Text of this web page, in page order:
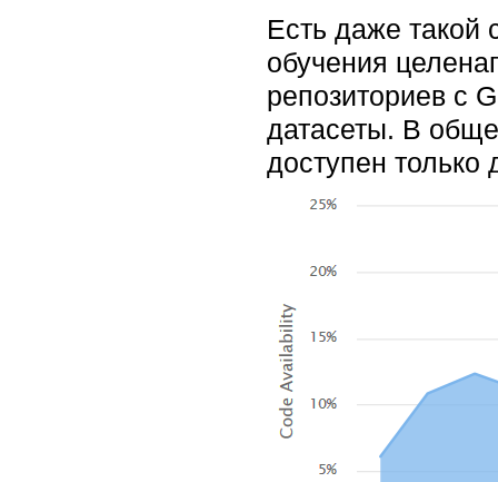
Есть даже такой
обучения
репозиториев с
датасеты. В
доступен только